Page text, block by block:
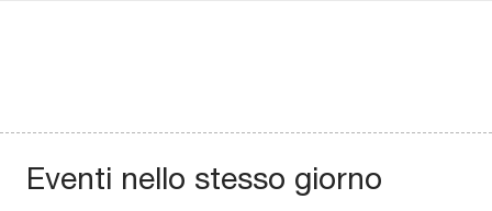
Eventi nello stesso giorno